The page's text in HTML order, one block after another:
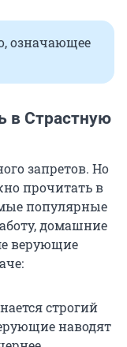
означающее
в Страстную
запретов. Но
прочитать в
популярные
домашние
верующие
строгий
наводят